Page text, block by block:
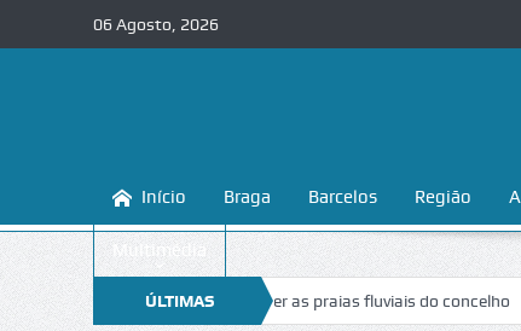
06 Agosto, 2026
Início Braga Barcelos Região
Multimédia
ÚLTIMAS
a conhecer e proteger as praias fluviais do concelho